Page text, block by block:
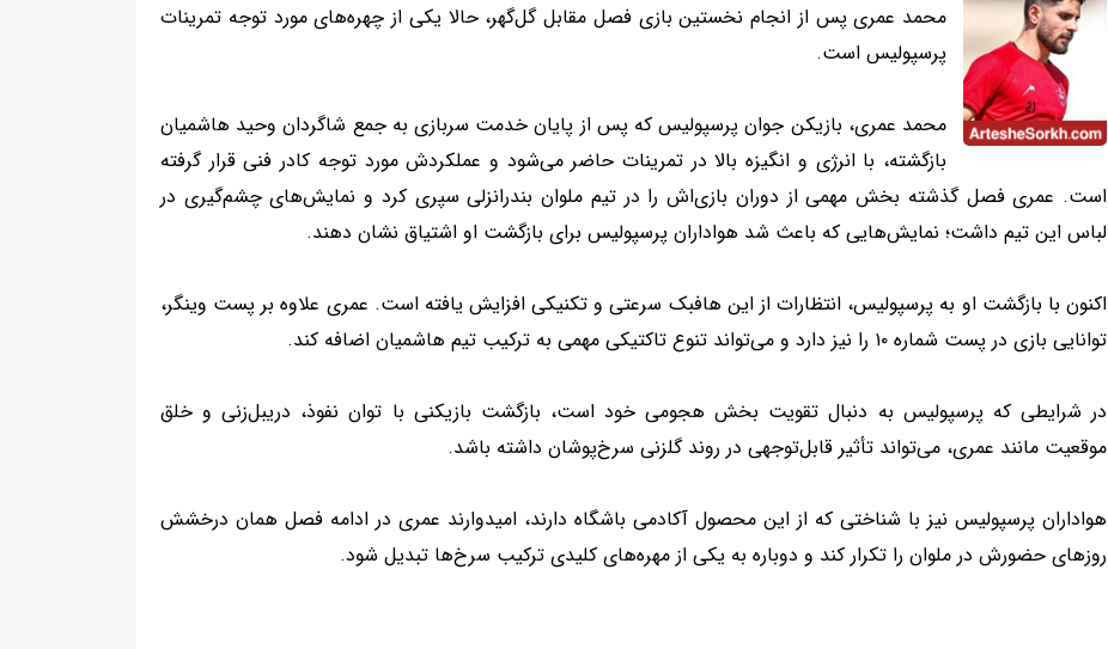
محمد عمری پس از انجام نخستین بازی فصل مقابل گل‌گهر، حالا یکی از چهره‌های مورد توجه تمرینات
پرسپولیس است.
محمد عمری، بازیکن جوان پرسپولیس که پس از پایان خدمت سربازی به جمع شاگردان وحید هاشمیان
بازگشته، با انرژی و انگیزه بالا در تمرینات حاضر می‌شود و عملکردش مورد توجه کادر فنی قرار گرفته
است. عمری فصل گذشته بخش مهمی از دوران بازی‌اش را در تیم ملوان بندرانزلی سپری کرد و نمایش‌های چشم‌گیری در
لباس این تیم داشت؛ نمایش‌هایی که باعث شد هواداران پرسپولیس برای بازگشت او اشتیاق نشان دهند.
اکنون با بازگشت او به پرسپولیس، انتظارات از این هافبک سرعتی و تکنیکی افزایش یافته است. عمری علاوه بر پست وینگر،
توانایی بازی در پست شماره ۱۰ را نیز دارد و می‌تواند تنوع تاکتیکی مهمی به ترکیب تیم هاشمیان اضافه کند.
در شرایطی که پرسپولیس به دنبال تقویت بخش هجومی خود است، بازگشت بازیکنی با توان نفوذ، دریبل‌زنی و خلق
موقعیت مانند عمری، می‌تواند تأثیر قابل‌توجهی در روند گلزنی سرخ‌پوشان داشته باشد.
هواداران پرسپولیس نیز با شناختی که از این محصول آکادمی باشگاه دارند، امیدوارند عمری در ادامه فصل همان درخشش
روزهای حضورش در ملوان را تکرار کند و دوباره به یکی از مهره‌های کلیدی ترکیب سرخ‌ها تبدیل شود.